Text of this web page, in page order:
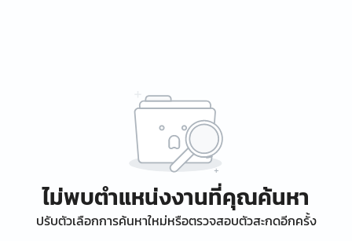
ไม่พบตำแหน่งงานที่คุณค้นหา
ปรับตัวเลือกการค้นหาใหม่หรือตรวจสอบตัวสะกดอีกครั้ง